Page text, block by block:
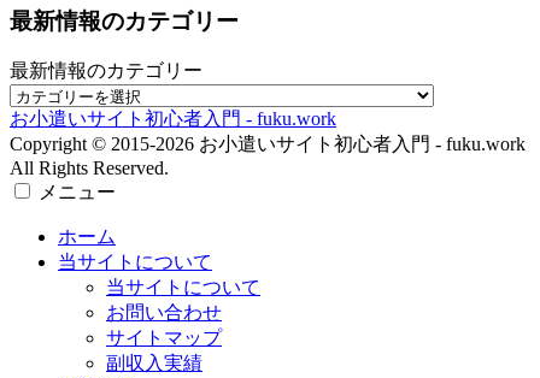
All Rights Reserved.
メニュー
ホーム
当サイトについて
当サイトについて
お問い合わせ
更新状況
最新情報の過去記事
コンテンツの更新履歴
ポイントサイト
ポイントサイトの基礎知識
ポイントサイトの比較・評価